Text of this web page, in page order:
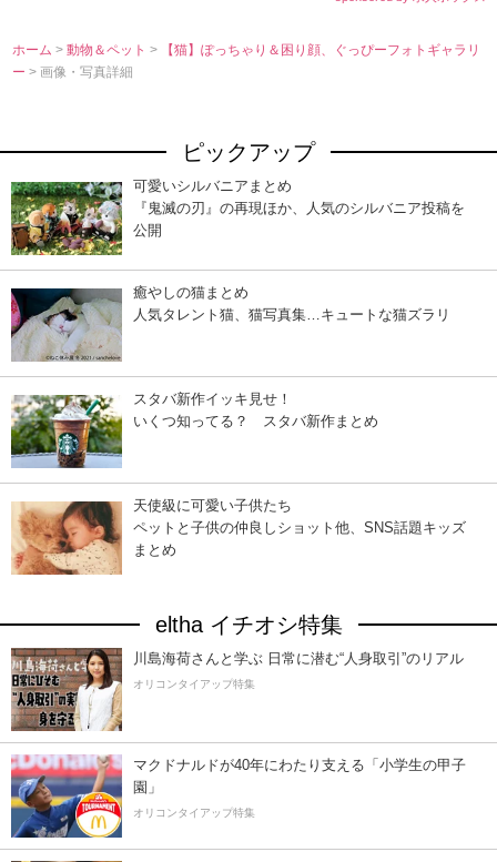
ホーム >動物＆ペット>
【猫】ぽっちゃり＆困り顔、ぐっぴーフォトギャラリ
ー> 画像・写真詳細
ピックアップ
可愛いシルバニアまとめ
『鬼滅の刃』の再現ほか、人気のシルバニア投稿を
公開
癒やしの猫まとめ
人気タレント猫、猫写真集…キュートな猫ズラリ
スタバ新作イッキ見せ！
いくつ知ってる？ スタバ新作まとめ
天使級に可愛い子供たち
ペットと子供の仲良しショット他、SNS話題キッズ
まとめ
eltha イチオシ特集
川島海荷さんと学ぶ 日常に潜む“人身取引”のリアル
オリコンタイアップ特集
マクドナルドが40年にわたり支える「小学生の甲子
園」
オリコンタイアップ特集